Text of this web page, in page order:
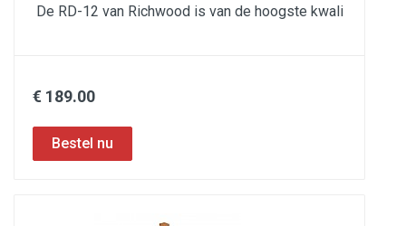
De RD-12 van Richwood is van de hoogste kwali
€ 189.00